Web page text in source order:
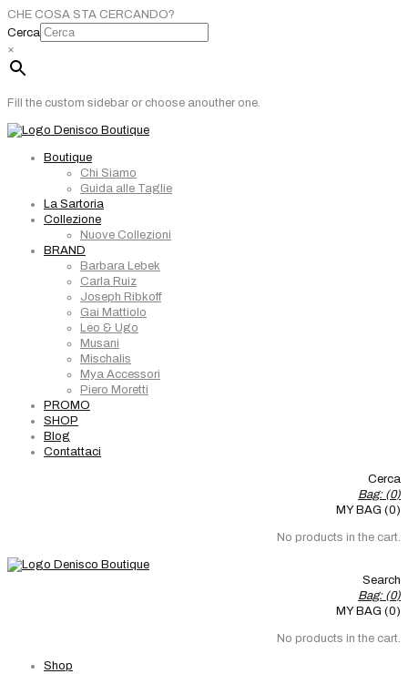
CHE COSA STA CERCANDO?
Cerca
×
Fill the custom sidebar or choose anouther one.
Boutique
Chi Siamo
Guida alle Taglie
La Sartoria
Collezione
Nuove Collezioni
BRAND
Barbara Lebek
Carla Ruiz
Joseph Ribkoff
Gai Mattiolo
Leo & Ugo
Musani
Mischalis
Mya Accessori
Piero Moretti
PROMO
SHOP
Blog
Contattaci
Cerca
Bag: (0)
MY BAG (0)
No products in the cart.
Search
Bag: (0)
MY BAG (0)
No products in the cart.
Shop